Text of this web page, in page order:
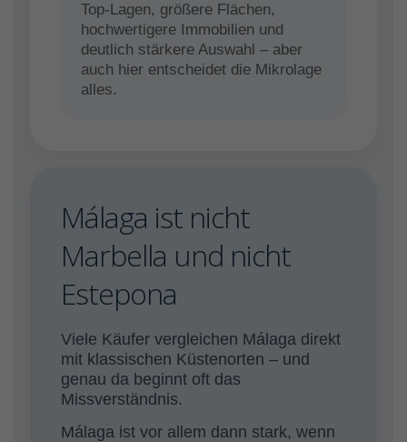
Top-Lagen, größere Flächen,
hochwertigere Immobilien und
deutlich stärkere Auswahl – aber
auch hier entscheidet die Mikrolage
alles.
Málaga ist nicht
Marbella und nicht
Estepona
Viele Käufer vergleichen Málaga direkt
mit klassischen Küstenorten – und
genau da beginnt oft das
Missverständnis.
Málaga ist vor allem dann stark, wenn